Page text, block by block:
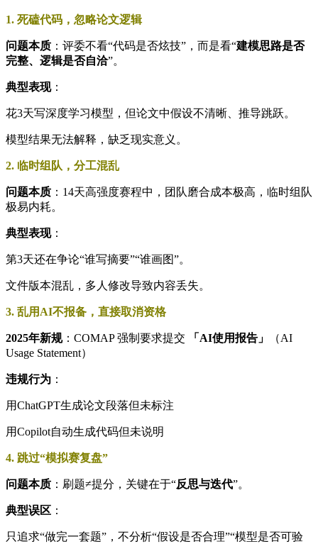
1. 死磕代码，忽略论文逻辑
问题本质 ：评委不看“代码是否炫技”，而是看“建模思路是否
完整、逻辑是否自洽”。
典型表现：
花3天写深度学习模型，但论文中假设不清晰、推导跳跃。
模型结果无法解释，缺乏现实意义。
2. 临时组队，分工混乱
问题本质 ：14天高强度赛程中，团队磨合成本极高，临时组队
极易内耗。
典型表现：
第3天还在争论“谁写摘要”“谁画图”。
文件版本混乱，多人修改导致内容丢失。
3. 乱用AI不报备，直接取消资格
2025年新规：COMAP 强制要求提交 「AI使用报告」
（AI
Usage Statement）
违规行为 ：
用ChatGPT生成论文段落但未标注
用Copilot自动生成代码但未说明
4. 跳过“模拟赛复盘”
问题本质 ：刷题≠提分，关键在于“反思与迭代”。
典型误区 ：
只追求“做完一套题”，不分析“假设是否合理”“模型是否可验